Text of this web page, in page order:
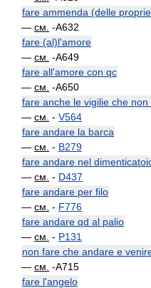
fare ammenda (delle
— см. -A632
fare (al)l'amore
— см. -A649
fare all'amore con qc
— см. -A650
fare anche le vigilie che
— см. - V564
fare andare la barca
— см. - B279
fare andare nel
— см. - D437
fare andare per filo
— см. - F776
fare andare qd al palio
— см. - P131
non fare che andare e
— см. -A715
fare l'angelo